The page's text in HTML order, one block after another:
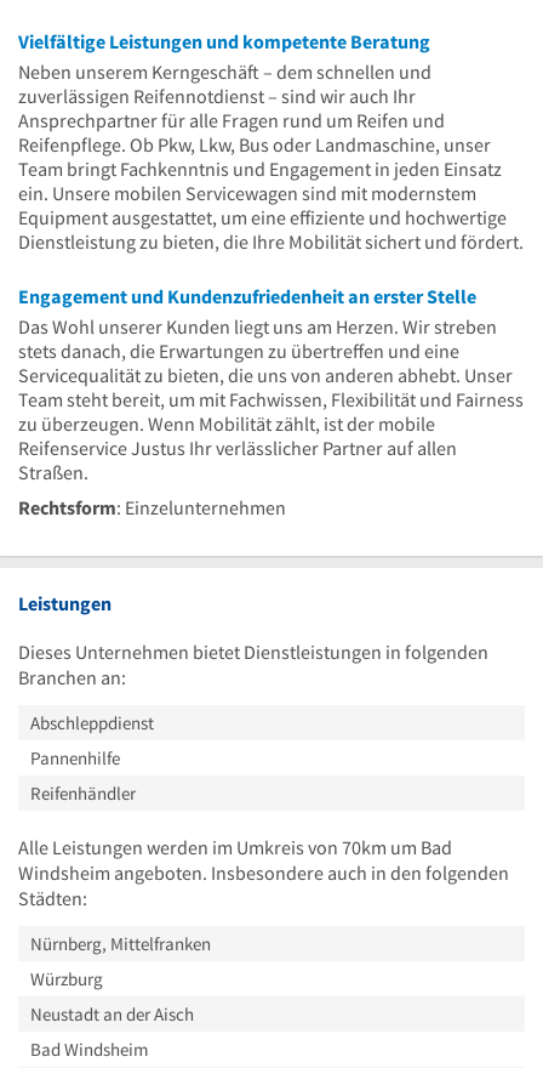
Vielfältige Leistungen und kompetente Beratung
Neben unserem Kerngeschäft – dem schnellen und
zuverlässigen Reifennotdienst – sind wir auch Ihr
Ansprechpartner für alle Fragen rund um Reifen und
Reifenpflege. Ob Pkw, Lkw, Bus oder Landmaschine, unser
Team bringt Fachkenntnis und Engagement in jeden Einsatz
ein. Unsere mobilen Servicewagen sind mit modernstem
Equipment ausgestattet, um eine effiziente und hochwertige
Dienstleistung zu bieten, die Ihre Mobilität sichert und fördert.
Engagement und Kundenzufriedenheit an erster Stelle
Das Wohl unserer Kunden liegt uns am Herzen. Wir streben
stets danach, die Erwartungen zu übertreffen und eine
Servicequalität zu bieten, die uns von anderen abhebt. Unser
Team steht bereit, um mit Fachwissen, Flexibilität und Fairness
zu überzeugen. Wenn Mobilität zählt, ist der mobile
Reifenservice Justus Ihr verlässlicher Partner auf allen
Straßen.
Rechtsform: Einzelunternehmen
Leistungen
Dieses Unternehmen bietet Dienstleistungen in folgenden
Branchen an:
Abschleppdienst
Pannenhilfe
Reifenhändler
Alle Leistungen werden im Umkreis von 70km um Bad
Windsheim angeboten. Insbesondere auch in den folgenden
Städten:
Nürnberg, Mittelfranken
Würzburg
Neustadt an der Aisch
Bad Windsheim